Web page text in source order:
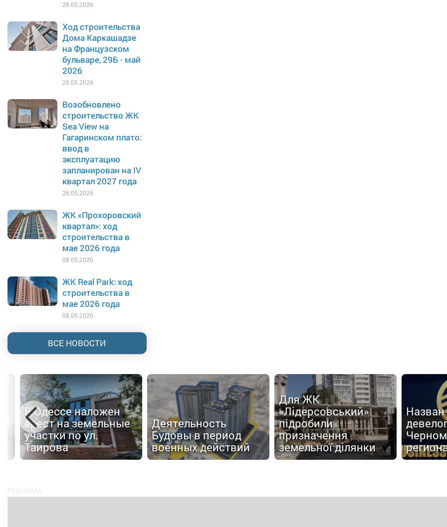
28.05.2026
Ход строительства
Дома Каркашадзе
на Французском
бульваре, 29Б - май
2026
26.05.2026
Возобновлено
строительство ЖК
Sea View на
Гагаринском плато:
ввод в
эксплуатацию
запланирован на IV
квартал 2027 года
26.05.2026
ЖК «Прохоровский
квартал»: ход
строительства в
мае 2026 года
08.05.2026
ЖК Real Park: ход
строительства в
мае 2026 года
08.05.2026
ВСЕ НОВОСТИ
В Одессе наложен
арест на земельные
участки по ул.
Таирова
Деятельность
Будовы в период
военных действий
Для ЖК
«Лідерсовський»
підробили
призначення
земельної ділянки